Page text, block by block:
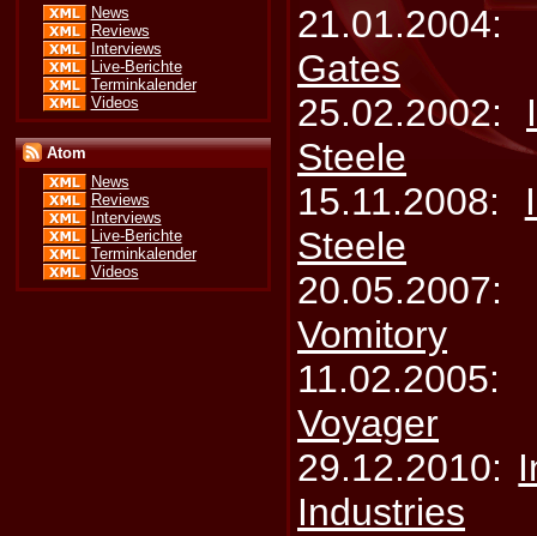
News
Reviews
Interviews
Live-Berichte
Terminkalender
Videos
Atom
News
Reviews
Interviews
Live-Berichte
Terminkalender
Videos
Gates
25.02.2002:
Steele
15.11.2008:
Steele
Vomitory
Voyager
29.12.2010:
Industries